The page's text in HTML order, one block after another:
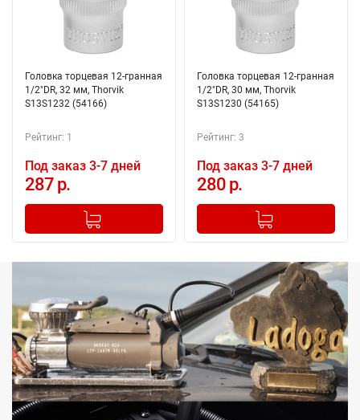
Головка торцевая 12-гранная
1/2"DR, 32 мм, Thorvik
S13S1232 (54166)
Рейтинг: 1
Под заказ 3-7 дней
287 р.
+
Добавлено в корзину
Головка торцевая 12-гранная
1/2"DR, 30 мм, Thorvik
S13S1230 (54165)
Рейтинг: 3
Под заказ 3-7 дней
280 р.
+
Добавлено в корзину